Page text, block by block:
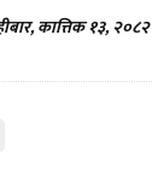
कात्तिक १३, २०८२